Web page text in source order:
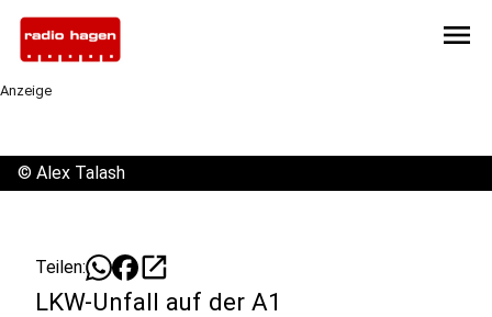
menu
Anzeige
© Alex Talash
Teilen: open_in_new
LKW-Unfall auf der A1